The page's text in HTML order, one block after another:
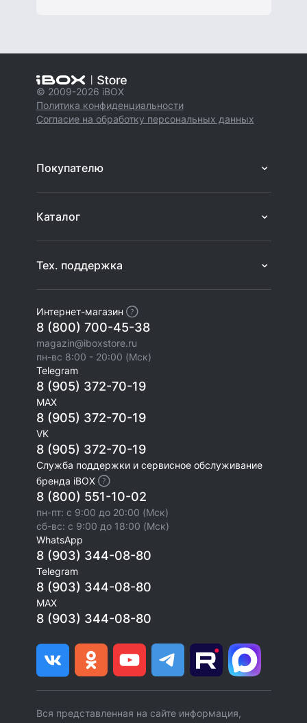
© 2009-2026 iBOX
Политика конфиденциальности
Согласие на обработку персональных данных
Покупателю
Каталог
Тех. поддержка
Интернет-магазин
8 (800) 700-45-38
magazin@iboxstore.ru
пн-вс 8:00 - 20:00 (Мск)
Telegram
8 (905) 372-70-19
MAX
8 (905) 372-70-19
VK
8 (905) 372-70-19
Служба поддержки и сервисное обслуживание
бренда iBOX
8 (800) 551-10-02
пн-пт: с 9:00 до 20:00 (Мск)
сб-вс: с 9:00 до 18:00 (Мск)
WhatsApp
8 (903) 344-08-80
Telegram
8 (903) 344-08-80
MAX
8 (903) 344-08-80
Вся представленная на сайте информация,